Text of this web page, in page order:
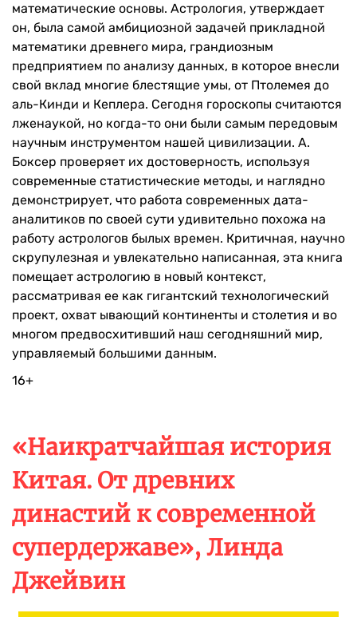
математические основы. Астрология, утверждает
он, была самой амбициозной задачей прикладной
математики древнего мира, грандиозным
предприятием по анализу данных, в которое внесли
свой вклад многие блестящие умы, от Птолемея до
аль-Кинди и Кеплера. Сегодня гороскопы считаются
лженаукой, но когда-то они были самым передовым
научным инструментом нашей цивилизации. А.
Боксер проверяет их достоверность, используя
современные статистические методы, и наглядно
демонстрирует, что работа современных дата-
аналитиков по своей сути удивительно похожа на
работу астрологов былых времен. Критичная, научно
скрупулезная и увлекательно написанная, эта книга
помещает астрологию в новый контекст,
рассматривая ее как гигантский технологический
проект, охват ывающий континенты и столетия и во
многом предвосхитивший наш сегодняшний мир,
управляемый большими данным.
16+
«Наикратчайшая история
Китая. От древних
династий к современной
супердержаве», Линда
Джейвин